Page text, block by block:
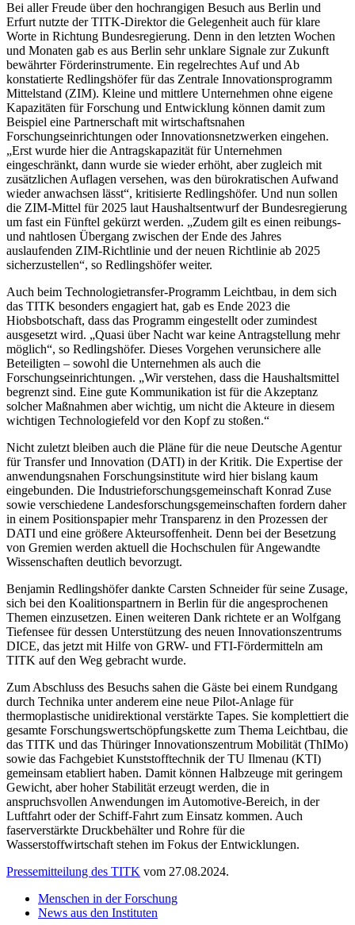
Bei aller Freude über den hochrangigen Besuch aus Berlin und
Erfurt nutzte der TITK-Direktor die Gelegenheit auch für klare
Worte in Richtung Bundesregierung. Denn in den letzten Wochen
und Monaten gab es aus Berlin sehr unklare Signale zur Zukunft
bewährter Förderinstrumente. Ein regelrechtes Auf und Ab
konstatierte Redlingshöfer für das Zentrale Innovationsprogramm
Mittelstand (ZIM). Kleine und mittlere Unternehmen ohne eigene
Kapazitäten für Forschung und Entwicklung können damit zum
Beispiel eine Partnerschaft mit wirtschaftsnahen
Forschungseinrichtungen oder Innovationsnetzwerken eingehen.
„Erst wurde hier die Antragskapazität für Unternehmen
eingeschränkt, dann wurde sie wieder erhöht, aber zugleich mit
zusätzlichen Auflagen versehen, was den bürokratischen Aufwand
wieder anwachsen lässt“, kritisierte Redlingshöfer. Und nun sollen
die ZIM-Mittel für 2025 laut Haushaltsentwurf der Bundesregierung
um fast ein Fünftel gekürzt werden. „Zudem gilt es einen reibungs-
und nahtlosen Übergang zwischen der Ende des Jahres
auslaufenden ZIM-Richtlinie und der neuen Richtlinie ab 2025
sicherzustellen“, so Redlingshöfer weiter.
Auch beim Technologietransfer-Programm Leichtbau, in dem sich
das TITK besonders engagiert hat, gab es Ende 2023 die
Hiobsbotschaft, dass das Programm eingestellt oder zumindest
ausgesetzt wird. „Quasi über Nacht war keine Antragstellung mehr
möglich“, so Redlingshöfer. Dieses Vorgehen verunsichere alle
Beteiligten – sowohl die Unternehmen als auch die
Forschungseinrichtungen. „Wir verstehen, dass die Haushaltsmittel
begrenzt sind. Eine gute Kommunikation ist für die Akzeptanz
solcher Maßnahmen aber wichtig, um nicht die Akteure in diesem
wichtigen Technologiefeld vor den Kopf zu stoßen.“
Nicht zuletzt bleiben auch die Pläne für die neue Deutsche Agentur
für Transfer und Innovation (DATI) in der Kritik. Die Expertise der
anwendungsnahen Forschungsinstitute wird hier bislang kaum
eingebunden. Die Industrieforschungsgemeinschaft Konrad Zuse
sowie verschiedene Landesforschungsgemeinschaften fordern daher
in einem Positionspapier mehr Transparenz in den Prozessen der
DATI und eine größere Akteursoffenheit. Denn bei der Besetzung
von Gremien werden aktuell die Hochschulen für Angewandte
Wissenschaften deutlich bevorzugt.
Benjamin Redlingshöfer dankte Carsten Schneider für seine Zusage,
sich bei den Koalitionspartnern in Berlin für die angesprochenen
Themen einzusetzen. Einen weiteren Dank richtete er an Wolfgang
Tiefensee für dessen Unterstützung des neuen Innovationszentrums
DICE, das jetzt mit Hilfe von GRW- und FTI-Fördermitteln am
TITK auf den Weg gebracht wurde.
Zum Abschluss des Besuchs sahen die Gäste bei einem Rundgang
durch Technika unter anderem eine neue Pilot-Anlage für
thermoplastische unidirektional verstärkte Tapes. Sie komplettiert die
gesamte Forschungswertschöpfungskette zum Thema Leichtbau, die
das TITK und das Thüringer Innovationszentrum Mobilität (ThIMo)
sowie das Fachgebiet Kunststofftechnik der TU Ilmenau (KTI)
gemeinsam etabliert haben. Damit können Halbzeuge mit geringem
Gewicht, aber hoher Stabilität erzeugt werden, die in
anspruchsvollen Anwendungen im Automotive-Bereich, in der
Luftfahrt oder der Schiff-Fahrt zum Einsatz kommen. Auch
faserverstärkte Druckbehälter und Rohre für die
Wasserstoffwirtschaft stehen im Fokus der Entwicklungen.
Pressemitteilung des TITK vom 27.08.2024.
Menschen in der Forschung
News aus den Instituten